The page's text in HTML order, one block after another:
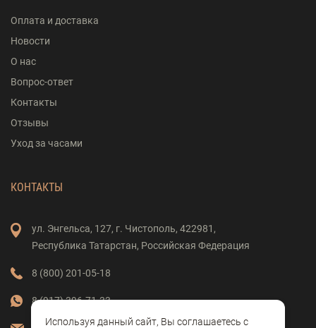
Оплата и доставка
Новости
О нас
Вопрос-ответ
Контакты
Отзывы
Уход за часами
КОНТАКТЫ
ул. Энгельса, 127, г. Чистополь, 422981,
Республика Татарстан, Российская Федерация
8 (800) 201-05-18
8 (917) 396-71-33
Используя данный сайт, Вы соглашаетесь с